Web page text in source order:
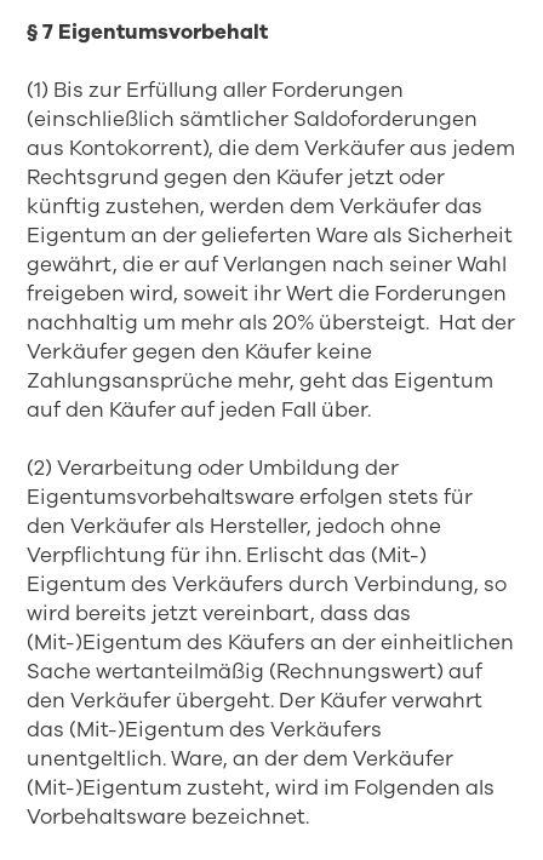
§ 7 Eigentumsvorbehalt
(1) Bis zur Erfüllung aller Forderungen
(einschließlich sämtlicher Saldoforderungen
aus Kontokorrent), die dem Verkäufer aus jedem
Rechtsgrund gegen den Käufer jetzt oder
künftig zustehen, werden dem Verkäufer das
Eigentum an der gelieferten Ware als Sicherheit
gewährt, die er auf Verlangen nach seiner Wahl
freigeben wird, soweit ihr Wert die Forderungen
nachhaltig um mehr als 20% übersteigt. Hat der
Verkäufer gegen den Käufer keine
Zahlungsansprüche mehr, geht das Eigentum
auf den Käufer auf jeden Fall über.
(2) Verarbeitung oder Umbildung der
Eigentumsvorbehaltsware erfolgen stets für
den Verkäufer als Hersteller, jedoch ohne
Verpflichtung für ihn. Erlischt das (Mit-)
Eigentum des Verkäufers durch Verbindung, so
wird bereits jetzt vereinbart, dass das
(Mit-)Eigentum des Käufers an der einheitlichen
Sache wertanteilmäßig (Rechnungswert) auf
den Verkäufer übergeht. Der Käufer verwahrt
das (Mit-)Eigentum des Verkäufers
unentgeltlich. Ware, an der dem Verkäufer
(Mit-)Eigentum zusteht, wird im Folgenden als
Vorbehaltsware bezeichnet.